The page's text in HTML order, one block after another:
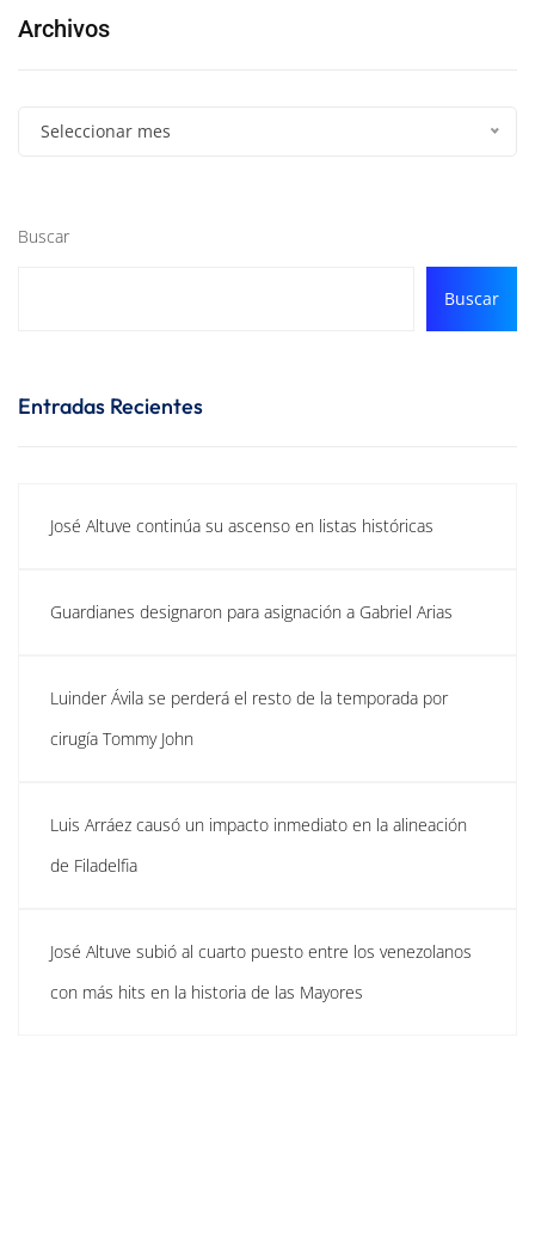
Archivos
Seleccionar mes
Buscar
Buscar
Entradas Recientes
José Altuve continúa su ascenso en listas históricas
Guardianes designaron para asignación a Gabriel Arias
Luinder Ávila se perderá el resto de la temporada por
cirugía Tommy John
Luis Arráez causó un impacto inmediato en la alineación
de Filadelfia
José Altuve subió al cuarto puesto entre los venezolanos
con más hits en la historia de las Mayores